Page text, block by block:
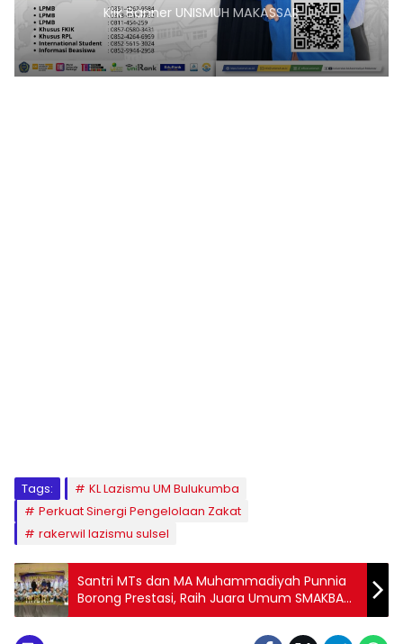
Klik Banner UNISMUH MAKASSAR
Tags:
KL Lazismu UM Bulukumba
Perkuat Sinergi Pengelolaan Zakat
rakerwil lazismu sulsel
Santri MTs dan MA Muhammadiyah Punnia
Borong Prestasi, Raih Juara Umum SMAKBAR
Nursing Competition #2